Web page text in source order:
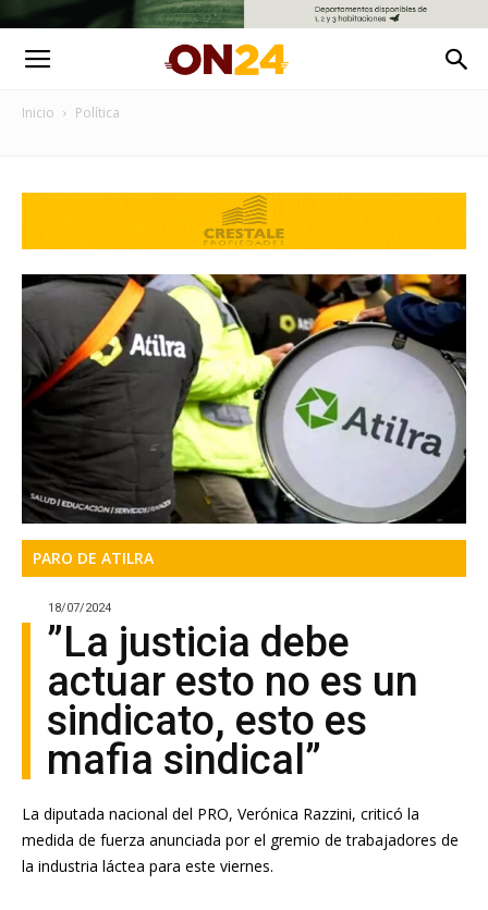
Inicio Política
PARO DE ATILRA
18/07/2024
”La justicia debe
actuar esto no es un
sindicato, esto es
mafia sindical”
La diputada nacional del PRO, Verónica Razzini, criticó la
medida de fuerza anunciada por el gremio de trabajadores de
la industria láctea para este viernes.